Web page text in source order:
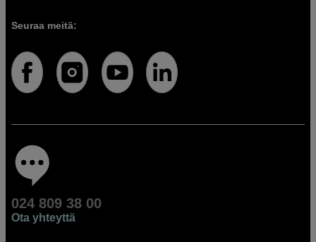
Seuraa meitä:
024 809 38 00
Ota yhteyttä